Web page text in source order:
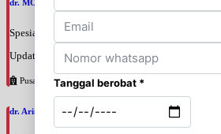
dr. MOCHAMAD PASHA, SpPD
Spesialis: Penyakit Dalam
Update terakhir: 2026-08-07 20:35:45
Pusat Pertamina
dr. Arini Purwono, SpP